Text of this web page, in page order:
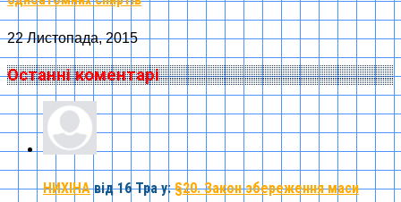
22 Листопада, 2015
Останні коментарі
НИХІНА від 16 Трау:§20. Закон збереження маси